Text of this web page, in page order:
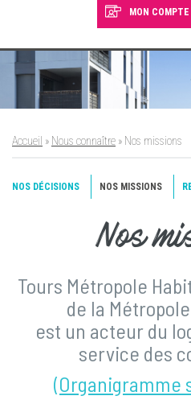
MON COMPTE
Devenir locataire
Accueil » Nous connaître » Nos missions
NOS DÉCISIONS NOS MISSIONS
Nos
Tours Métropole
de la
est un acteur du
service des
(Organigramme